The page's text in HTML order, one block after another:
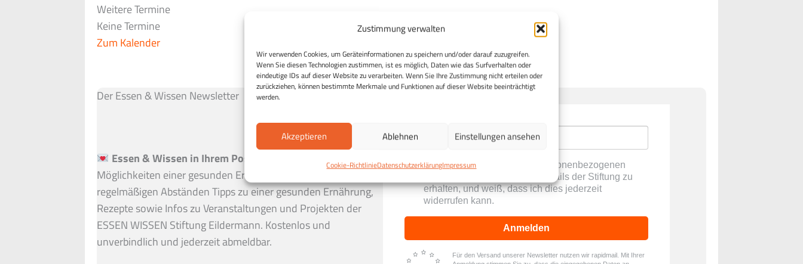
Zustimmung verwalten
Wir verwenden Cookies, um Geräteinformationen zu speichern und/oder darauf zuzugreifen.
Wenn Sie diesen Technologien zustimmen, ist es möglich, Daten wie das Surfverhalten oder
eindeutige IDs auf dieser Website zu verarbeiten. Wenn Sie Ihre Zustimmung nicht erteilen oder
zurückziehen, können bestimmte Merkmale und Funktionen auf dieser Website beeinträchtigt
werden.
Akzeptieren Ablehnen Einstellungen ansehen
Cookie-RichtlinieDatenschutzerklärungImpressum
Weitere Termine
Keine Termine
Zum Kalender
Der Essen & Wissen Newsletter
Essen & Wissen in Ihrem Postfach:
Entdecken Sie die
Möglichkeiten einer gesunden Ernährung und erhalten Sie in
regelmäßigen Abständen Tipps zu einer gesunden Ernährung,
Rezepte sowie Infos zu Veranstaltungen und Projekten der
ESSEN WISSEN Stiftung Eildermann. Kostenlos und
unverbindlich und jederzeit abmeldbar.
Ich stimme zu, dass meine personenbezogenen
Daten genutzt werden, um E-Mails der Stiftung zu
erhalten, und weiß, dass ich dies jederzeit
widerrufen kann.
Anmelden
Für den Versand unserer Newsletter nutzen wir rapidmail. Mit Ihrer